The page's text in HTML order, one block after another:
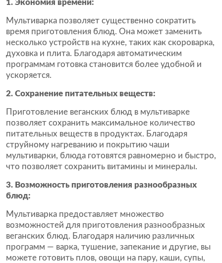
1. Экономия времени:
Мультиварка позволяет существенно сократить
время приготовления блюд. Она может заменить
несколько устройств на кухне, таких как скороварка,
духовка и плита. Благодаря автоматическим
программам готовка становится более удобной и
ускоряется.
2. Сохранение питательных веществ:
Приготовление веганских блюд в мультиварке
позволяет сохранить максимальное количество
питательных веществ в продуктах. Благодаря
струйному нагреванию и покрытию чаши
мультиварки, блюда готовятся равномерно и быстро,
что позволяет сохранить витамины и минералы.
3. Возможность приготовления разнообразных
блюд:
Мультиварка предоставляет множество
возможностей для приготовления разнообразных
веганских блюд. Благодаря наличию различных
программ — варка, тушение, запекание и другие, вы
можете готовить плов, овощи на пару, каши, супы,